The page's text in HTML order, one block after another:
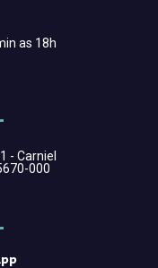
as 18h
- Carniel
000